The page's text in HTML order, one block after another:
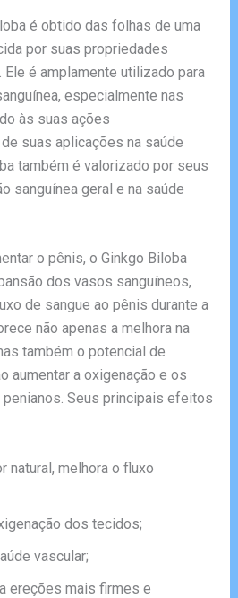
é obtido das folhas de uma
por suas propriedades
é amplamente utilizado para
especialmente nas
às suas ações
suas aplicações na saúde
também é valorizado por seus
sanguínea geral e na saúde
o pênis, o Ginkgo Biloba
dos vasos sanguíneos,
de sangue ao pênis durante a
não apenas a melhora na
também o potencial de
aumentar a oxigenação e os
Seus principais efeitos
natural, melhora o fluxo
dos tecidos;
vascular;
ereções mais firmes e